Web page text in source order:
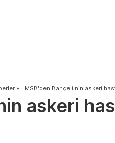
» MSB'den Bahçeli'nin askeri
askeri